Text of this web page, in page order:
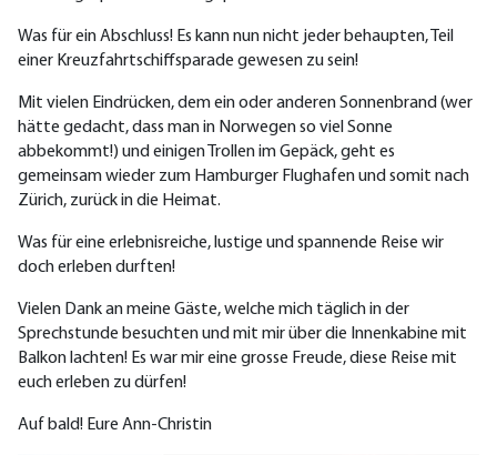
Was für ein Abschluss! Es kann nun nicht jeder behaupten, Teil
einer Kreuzfahrtschiffsparade gewesen zu sein!
Mit vielen Eindrücken, dem ein oder anderen Sonnenbrand (wer
hätte gedacht, dass man in Norwegen so viel Sonne
abbekommt!) und einigen Trollen im Gepäck, geht es
gemeinsam wieder zum Hamburger Flughafen und somit nach
Zürich, zurück in die Heimat.
Was für eine erlebnisreiche, lustige und spannende Reise wir
doch erleben durften!
Vielen Dank an meine Gäste, welche mich täglich in der
Sprechstunde besuchten und mit mir über die Innenkabine mit
Balkon lachten! Es war mir eine grosse Freude, diese Reise mit
euch erleben zu dürfen!
Auf bald! Eure Ann-Christin